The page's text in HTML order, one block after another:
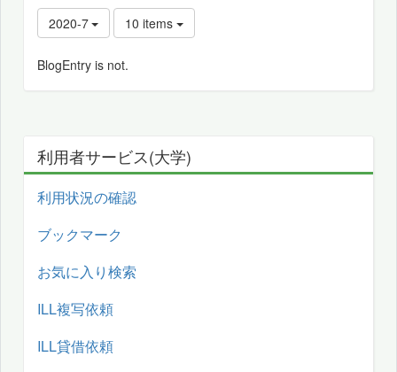
2020-7 10 items
BlogEntry is not.
利用者サービス(大学)
利用状況の確認
ブックマーク
お気に入り検索
ILL複写依頼
ILL貸借依頼